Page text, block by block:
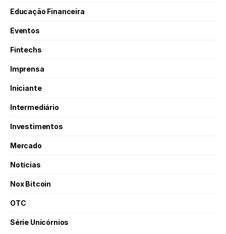
Educação Financeira
Eventos
Fintechs
Imprensa
Iniciante
Intermediário
Investimentos
Mercado
Notícias
Nox Bitcoin
OTC
Série Unicórnios